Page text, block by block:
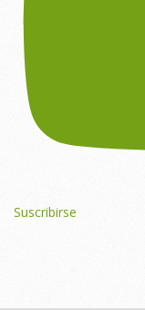
Suscribirse